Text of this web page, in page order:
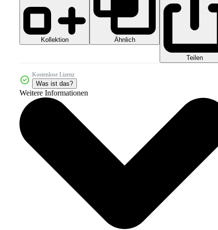
Kollektion Ähnlich
Teilen
Kostenlose Lizenz
Was ist das?
Weitere Informationen